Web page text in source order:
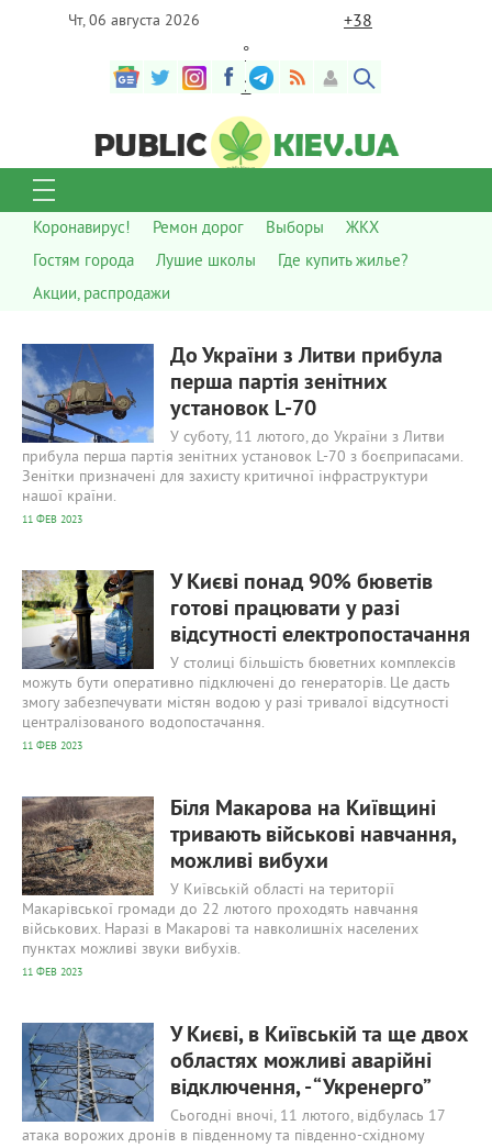
Чт, 06 августа 2026 +38
°
C
Коронавирус! Ремон дорог Выборы
ЖКХ
Гостям города
Лушие школы
Где купить жилье?
Акции, распродажи
До України з Литви прибула
перша партія зенітних
установок L-70
У суботу, 11 лютого, до України з Литви
прибула перша партія зенітних установок L-70 з боєприпасами.
Зенітки призначені для захисту критичної інфраструктури
нашої країни.
11 ФЕВ 2023
У Києві понад 90% бюветів
готові працювати у разі
відсутності електропостачання
У столиці більшість бюветних комплексів
можуть бути оперативно підключені до генераторів. Це дасть
змогу забезпечувати містян водою у разі тривалої відсутності
централізованого водопостачання.
11 ФЕВ 2023
Біля Макарова на Київщині
тривають військові навчання,
можливі вибухи
У Київській області на території
Макарівської громади до 22 лютого проходять навчання
військових. Наразі в Макарові та навколишніх населених
пунктах можливі звуки вибухів.
11 ФЕВ 2023
У Києві, в Київській та ще двох
областях можливі аварійні
відключення, - “Укренерго”
Сьогодні вночі, 11 лютого, відбулась 17
атака ворожих дронів в південному та південно-східному